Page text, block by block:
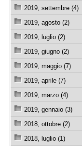
2019, settembre (4)
2019, agosto (2)
2019, luglio (2)
2019, giugno (2)
2019, maggio (7)
2019, aprile (7)
2019, marzo (4)
2019, gennaio (3)
2018, ottobre (2)
2018, luglio (1)